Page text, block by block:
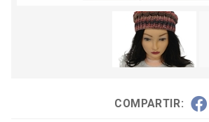
COMPARTIR: